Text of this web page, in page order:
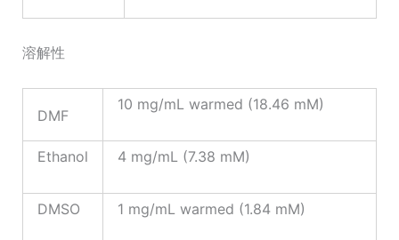
溶解性
DMF
10 mg/mL warmed (18.46 mM)
Ethanol 4 mg/mL (7.38 mM)
DMSO 1 mg/mL warmed (1.84 mM)